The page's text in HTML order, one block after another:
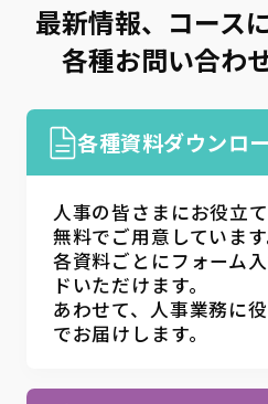
最新情報、コース
各種お問い合わ
各種資料ダウンロ
人事の皆さまにお役立
無料でご用意しています
各資料ごとにフォーム
ドいただけます。
あわせて、人事業務に
でお届けします。